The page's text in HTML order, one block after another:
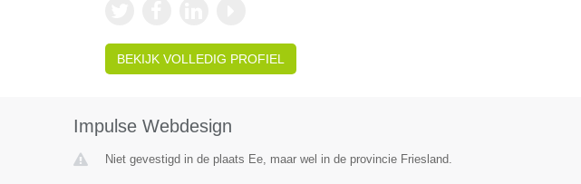
BEKIJK VOLLEDIG PROFIEL
Impulse Webdesign
Niet gevestigd in de plaats Ee, maar wel in de provincie Friesland.